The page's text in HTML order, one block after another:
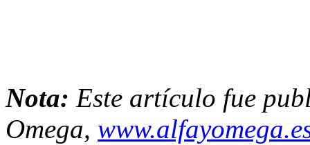
Nota: Este artículo fue
Omega,